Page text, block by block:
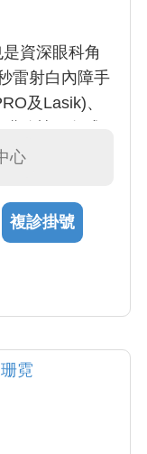
資深眼科角
雷射白內障手
及Lasik)、
年至本院服務
相當豐富，
年的經驗，
及青睞。行
最新醫學新
成功拯救許
心
複診掛號